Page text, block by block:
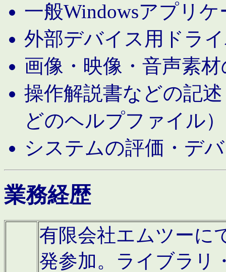
一般Windowsアプリ
外部デバイス用ドラ
画像・映像・音声素
操作解説書などの記
どのヘルプファイル）
システムの評価・デ
業務経歴
有限会社エムツーに
発参加。ライブラリ